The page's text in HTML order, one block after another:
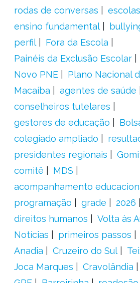
rodas de conversas
escolas
ensino fundamental
perfil
Fora da Escola
Painéis da Exclusão Escolar
Novo PNE
Plano Nacional
Macaíba
agentes de saúde
conselheiros tutelares
gestores de educação
colegiado ampliado
presidentes regionais
comitê
MDS
acompanhamento
programação
grade 2026
direitos humanos
Volta às
Notícias
primeiros passos
Anadia
Cruzeiro do Sul
Joca Marques
Cravolândia